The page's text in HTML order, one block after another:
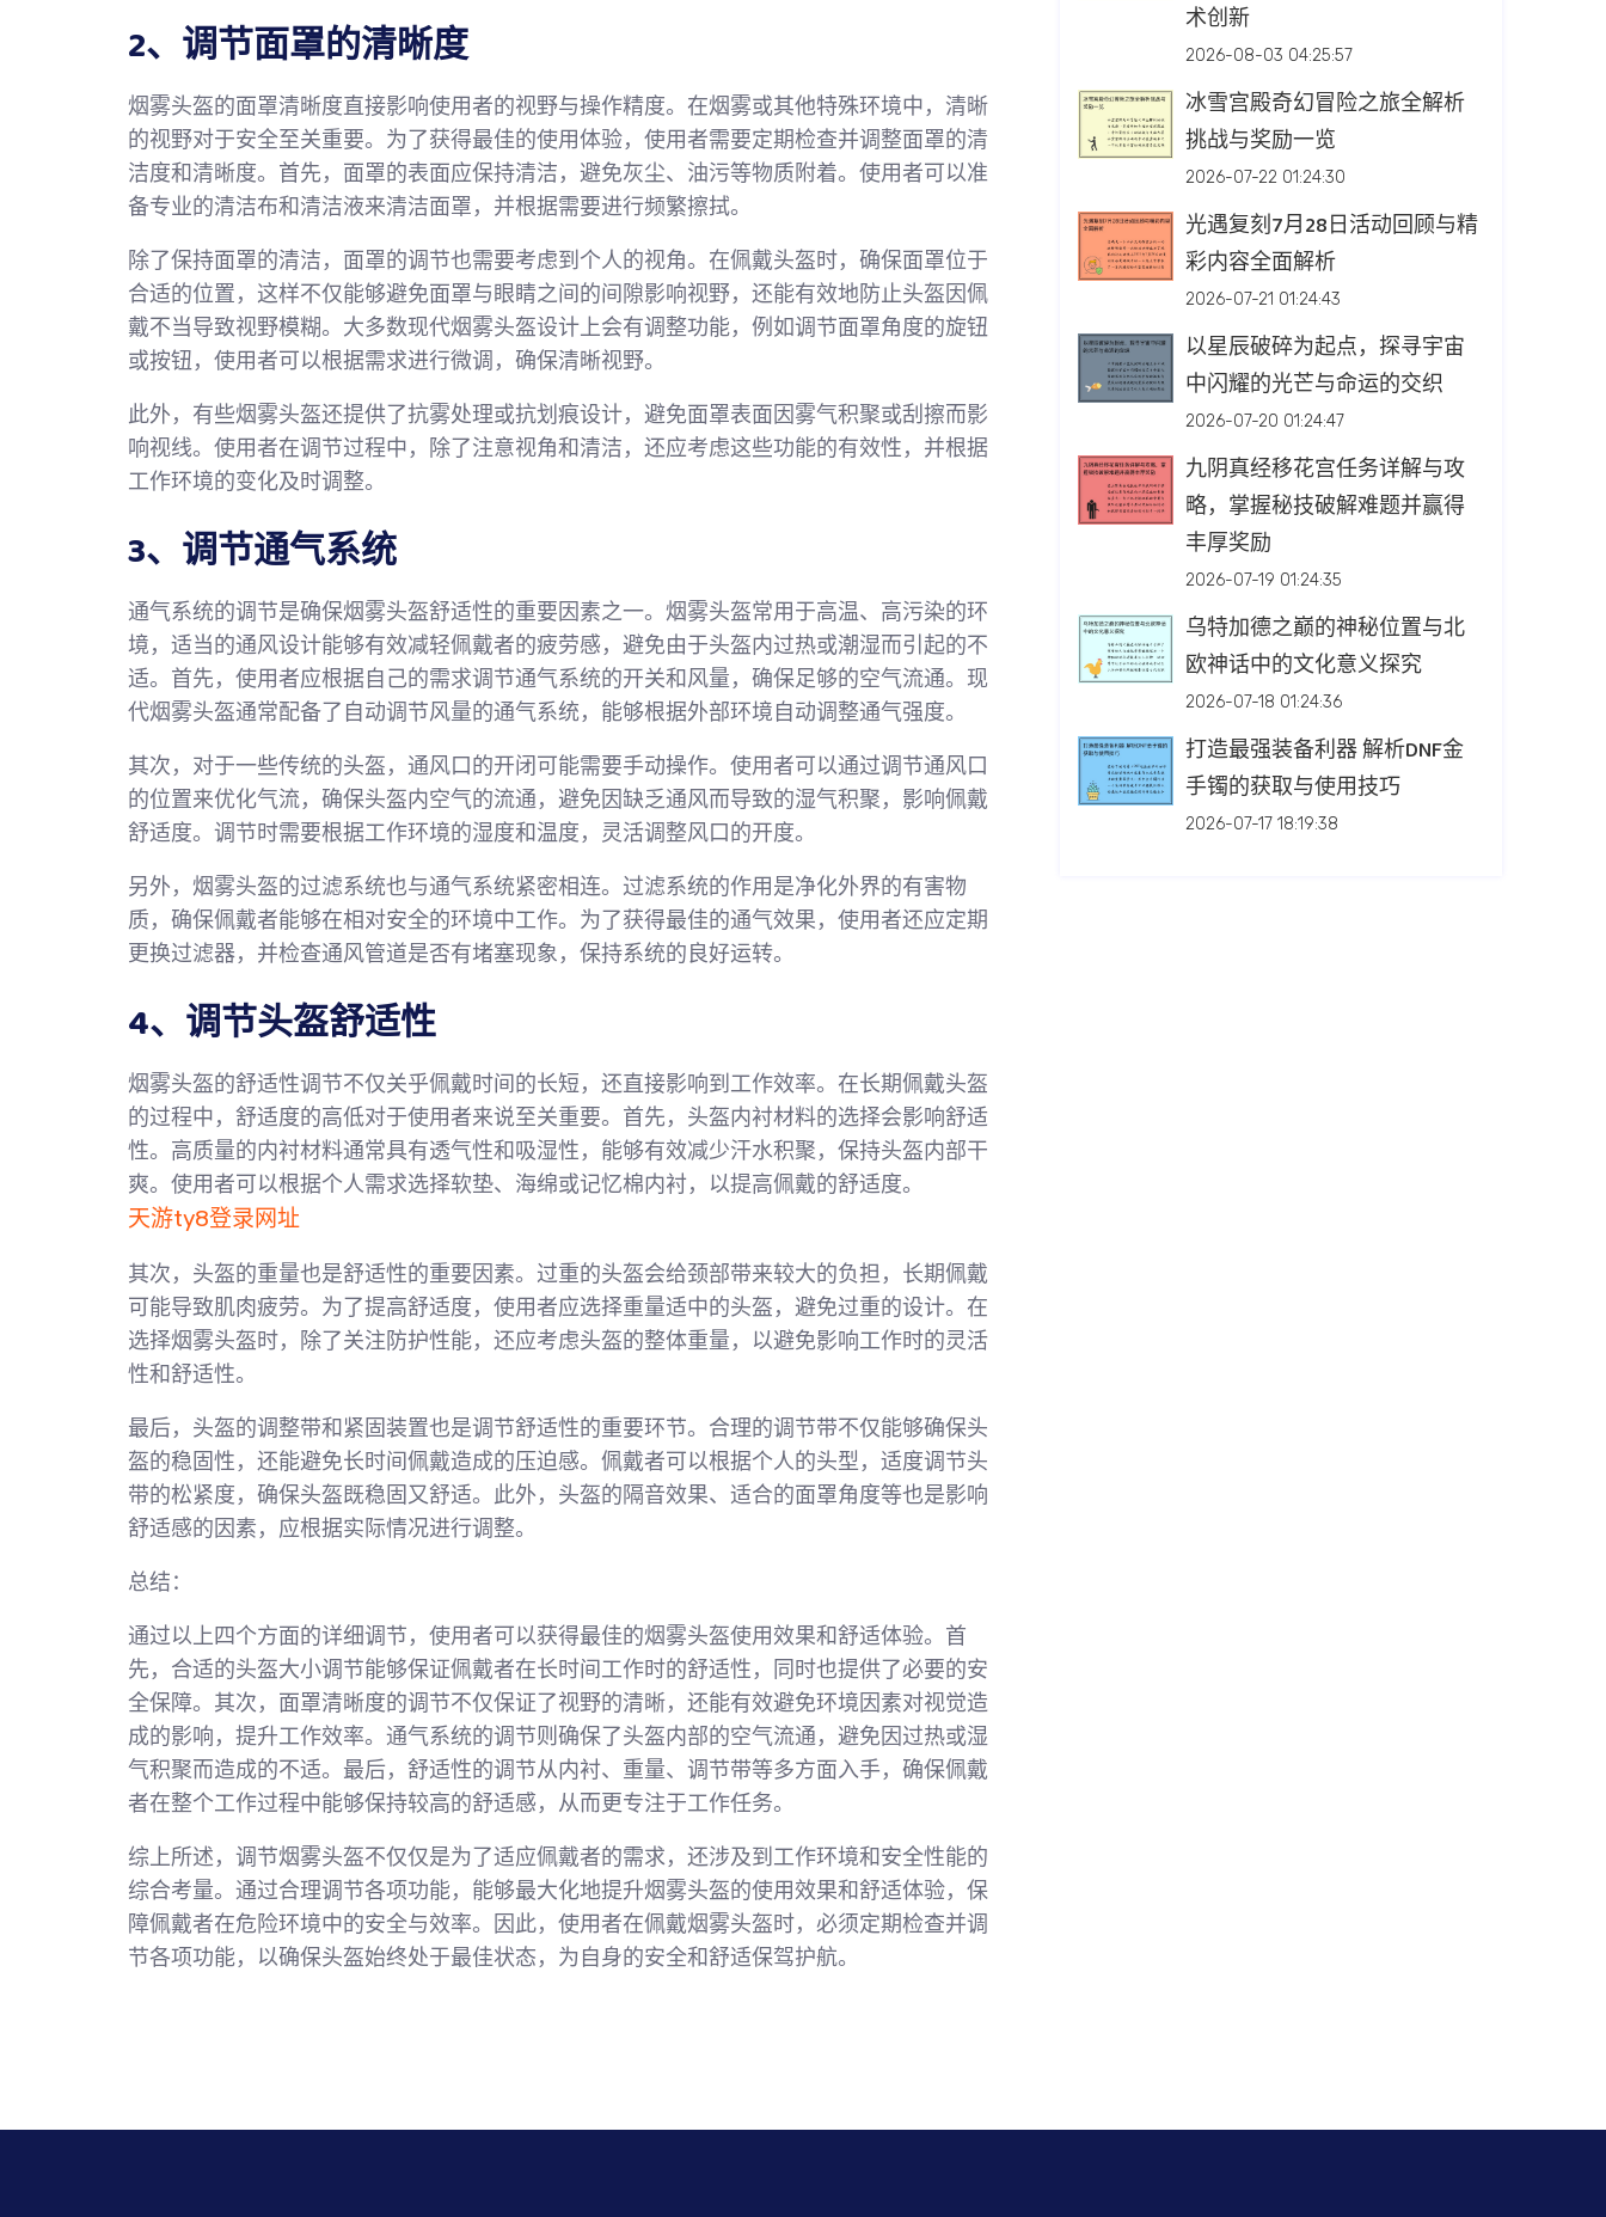
2、调节面罩的清晰度
烟雾头盔的面罩清晰度直接影响使用者的视野与操作精度。在烟雾或其他特殊环境中，清晰
的视野对于安全至关重要。为了获得最佳的使用体验，使用者需要定期检查并调整面罩的清
洁度和清晰度。首先，面罩的表面应保持清洁，避免灰尘、油污等物质附着。使用者可以准
备专业的清洁布和清洁液来清洁面罩，并根据需要进行频繁擦拭。
除了保持面罩的清洁，面罩的调节也需要考虑到个人的视角。在佩戴头盔时，确保面罩位于
合适的位置，这样不仅能够避免面罩与眼睛之间的间隙影响视野，还能有效地防止头盔因佩
戴不当导致视野模糊。大多数现代烟雾头盔设计上会有调整功能，例如调节面罩角度的旋钮
或按钮，使用者可以根据需求进行微调，确保清晰视野。
此外，有些烟雾头盔还提供了抗雾处理或抗划痕设计，避免面罩表面因雾气积聚或刮擦而影
响视线。使用者在调节过程中，除了注意视角和清洁，还应考虑这些功能的有效性，并根据
工作环境的变化及时调整。
3、调节通气系统
通气系统的调节是确保烟雾头盔舒适性的重要因素之一。烟雾头盔常用于高温、高污染的环
境，适当的通风设计能够有效减轻佩戴者的疲劳感，避免由于头盔内过热或潮湿而引起的不
适。首先，使用者应根据自己的需求调节通气系统的开关和风量，确保足够的空气流通。现
代烟雾头盔通常配备了自动调节风量的通气系统，能够根据外部环境自动调整通气强度。
其次，对于一些传统的头盔，通风口的开闭可能需要手动操作。使用者可以通过调节通风口
的位置来优化气流，确保头盔内空气的流通，避免因缺乏通风而导致的湿气积聚，影响佩戴
舒适度。调节时需要根据工作环境的湿度和温度，灵活调整风口的开度。
另外，烟雾头盔的过滤系统也与通气系统紧密相连。过滤系统的作用是净化外界的有害物
质，确保佩戴者能够在相对安全的环境中工作。为了获得最佳的通气效果，使用者还应定期
更换过滤器，并检查通风管道是否有堵塞现象，保持系统的良好运转。
4、调节头盔舒适性
烟雾头盔的舒适性调节不仅关乎佩戴时间的长短，还直接影响到工作效率。在长期佩戴头盔
的过程中，舒适度的高低对于使用者来说至关重要。首先，头盔内衬材料的选择会影响舒适
性。高质量的内衬材料通常具有透气性和吸湿性，能够有效减少汗水积聚，保持头盔内部干
爽。使用者可以根据个人需求选择软垫、海绵或记忆棉内衬，以提高佩戴的舒适度。
天游ty8登录网址
其次，头盔的重量也是舒适性的重要因素。过重的头盔会给颈部带来较大的负担，长期佩戴
可能导致肌肉疲劳。为了提高舒适度，使用者应选择重量适中的头盔，避免过重的设计。在
选择烟雾头盔时，除了关注防护性能，还应考虑头盔的整体重量，以避免影响工作时的灵活
性和舒适性。
最后，头盔的调整带和紧固装置也是调节舒适性的重要环节。合理的调节带不仅能够确保头
盔的稳固性，还能避免长时间佩戴造成的压迫感。佩戴者可以根据个人的头型，适度调节头
带的松紧度，确保头盔既稳固又舒适。此外，头盔的隔音效果、适合的面罩角度等也是影响
舒适感的因素，应根据实际情况进行调整。
总结：
通过以上四个方面的详细调节，使用者可以获得最佳的烟雾头盔使用效果和舒适体验。首
先，合适的头盔大小调节能够保证佩戴者在长时间工作时的舒适性，同时也提供了必要的安
全保障。其次，面罩清晰度的调节不仅保证了视野的清晰，还能有效避免环境因素对视觉造
成的影响，提升工作效率。通气系统的调节则确保了头盔内部的空气流通，避免因过热或湿
气积聚而造成的不适。最后，舒适性的调节从内衬、重量、调节带等多方面入手，确保佩戴
者在整个工作过程中能够保持较高的舒适感，从而更专注于工作任务。
综上所述，调节烟雾头盔不仅仅是为了适应佩戴者的需求，还涉及到工作环境和安全性能的
综合考量。通过合理调节各项功能，能够最大化地提升烟雾头盔的使用效果和舒适体验，保
障佩戴者在危险环境中的安全与效率。因此，使用者在佩戴烟雾头盔时，必须定期检查并调
节各项功能，以确保头盔始终处于最佳状态，为自身的安全和舒适保驾护航。
术创新
2026-08-03 04:25:57
冰雪宫殿奇幻冒险之旅全解析
挑战与奖励一览
2026-07-22 01:24:30
光遇复刻7月28日活动回顾与精
彩内容全面解析
2026-07-21 01:24:43
以星辰破碎为起点，探寻宇宙
中闪耀的光芒与命运的交织
2026-07-20 01:24:47
九阴真经移花宫任务详解与攻
略，掌握秘技破解难题并赢得
丰厚奖励
2026-07-19 01:24:35
乌特加德之巅的神秘位置与北
欧神话中的文化意义探究
2026-07-18 01:24:36
打造最强装备利器 解析DNF金
手镯的获取与使用技巧
2026-07-17 18:19:38